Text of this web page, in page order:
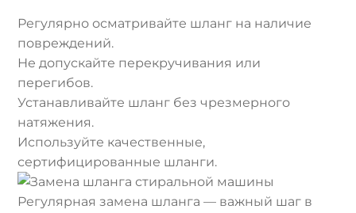
Регулярно осматривайте шланг на наличие
повреждений.
Не допускайте перекручивания или
перегибов.
Устанавливайте шланг без чрезмерного
натяжения.
Используйте качественные,
сертифицированные шланги.
Регулярная замена шланга — важный шаг в